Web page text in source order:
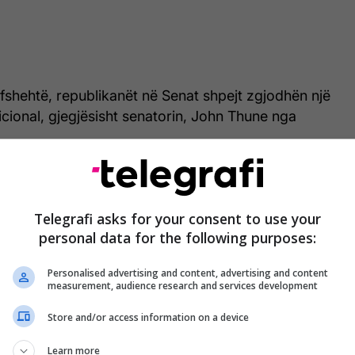
republikanët në Senat shpejt zgjodhën një
gjegjësisht senatorin, John Thune nga
e brendshme kundër senatorit nga Teksasi,
-it, Thune fitoi me 29 vota kundrejt 24 të
do të thotë shumë për karrierën e tij dhe për
në Senat. Si pasardhës i Senatorit,
Telegrafi asks for your consent to use your
personal data for the following purposes:
Personalised advertising and content, advertising and content
measurement, audience research and services development
Store and/or access information on a device
Learn more